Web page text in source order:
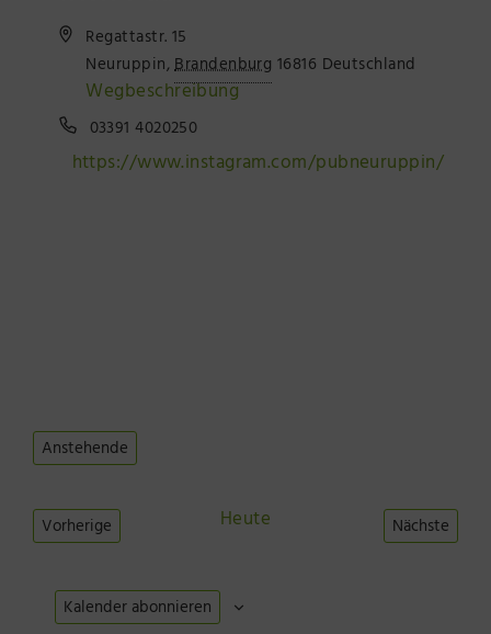
Präsenzstelle Prignitz Standort Neuruppin
Museum Neuruppin
Brandenburg-Preußen Museum Wustrau
Regattastr. 15
Neuruppin,Brandenburg 16816 Deutschland
Wegbeschreibung
03391 4020250
https://www.instagram.com/pubneuruppin/
Anstehende
wählen.
Vorherige
Veranstaltungen
Heute Nächste
Kalender abonnieren